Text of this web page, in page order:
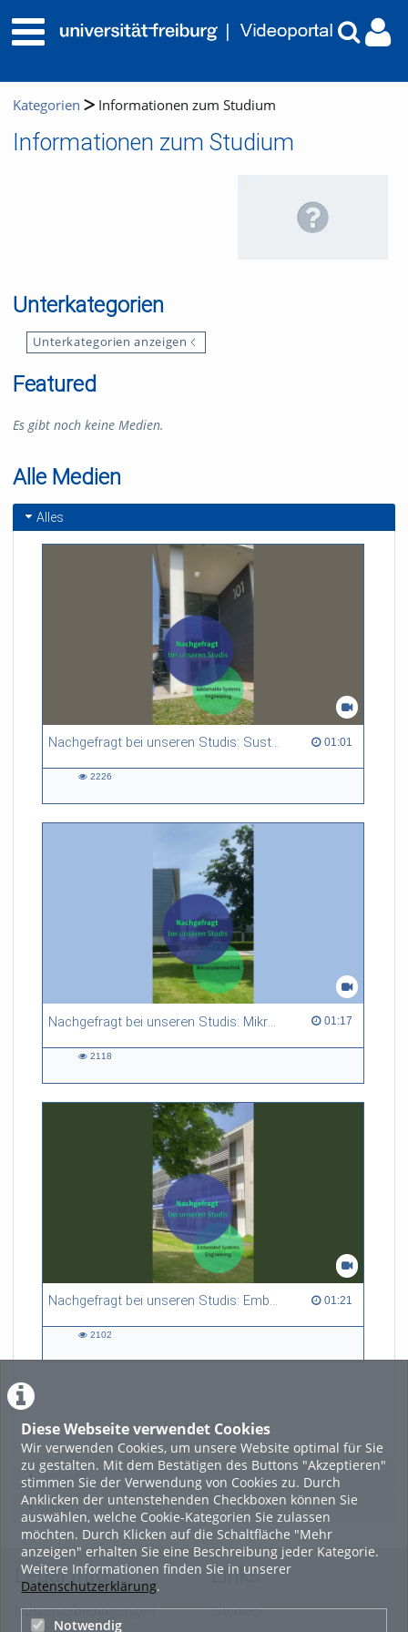
Diese Webseite verwendet Cookies
Wir verwenden Cookies, um unsere Website optimal für Sie
zu gestalten. Mit dem Bestätigen des Buttons "Akzeptieren"
stimmen Sie der Verwendung von Cookies zu. Durch
Anklicken der untenstehenden Checkboxen können Sie
auswählen, welche Cookie-Kategorien Sie zulassen
möchten. Durch Klicken auf die Schaltfläche "Mehr
anzeigen" erhalten Sie eine Beschreibung jeder Kategorie.
Weitere Informationen finden Sie in unserer
Datenschutzerklärung.
Notwendig
Kategorien Informationen zum Studium
Informationen zum Studium
Unterkategorien
Unterkategorien anzeigen
Featured
Es gibt noch keine Medien.
Alle Medien
Alles
Nachgefragt bei unseren Studis: Sustainable Systems Engineering 01:01
01:01 duration
2226
Nachgefragt bei unseren Studis: Mikrosystemtechnik 01:17
01:17 duration
2118
Nachgefragt bei unseren Studis: Embedded Systems Engineering 01:21
01:21 duration
2102
LADE MEHR
Featured
Beliebtheit
Legal Info
Nutzungsbedingungen
Links
Sitemap